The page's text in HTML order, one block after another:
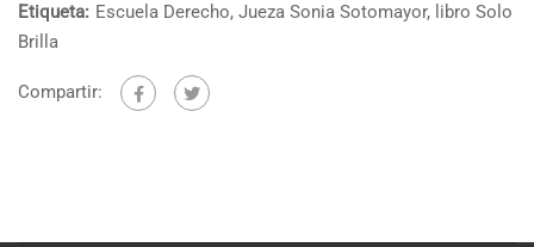
Etiqueta: Escuela Derecho, Jueza Sonia Sotomayor, libro Solo
Brilla
Compartir: